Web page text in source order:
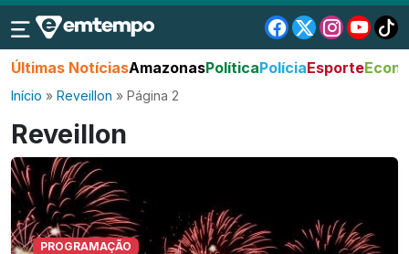
Últimas NotíciasAmazonasPolíticaPolíciaEsporte
Início » Reveillon » Página 2
Reveillon
PROGRAMAÇÃO